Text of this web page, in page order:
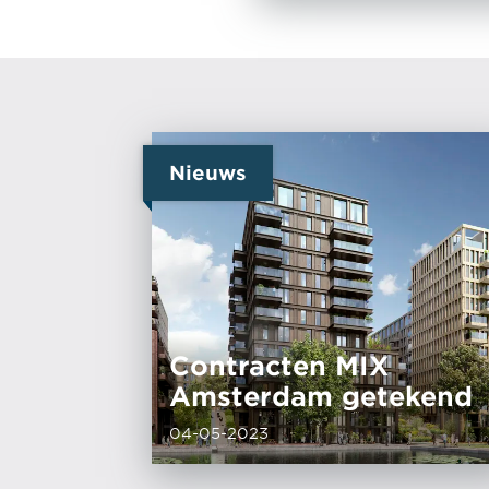
Nieuws
Contracten MIX
Amsterdam getekend
04-05-2023